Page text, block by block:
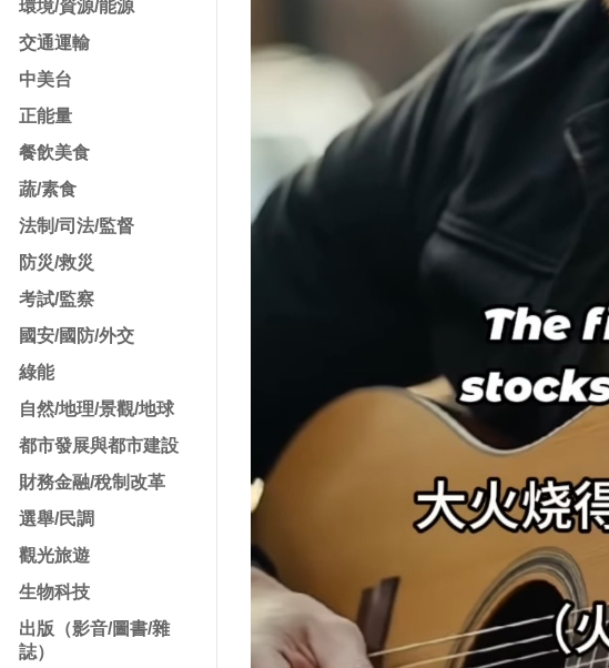
環境/資源/能源
交通運輸
中美台
正能量
餐飲美食
蔬/素食
法制/司法/監督
防災/救災
考試/監察
國安/國防/外交
綠能
自然/地理/景觀/地球
都市發展與都市建設
財務金融/稅制改革
選舉/民調
觀光旅遊
生物科技
出版（影音/圖書/雜
誌）